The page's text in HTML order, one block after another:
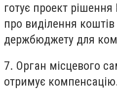
готує проект рішення
про виділення
держбюджету для
7. Орган місцевого
отримує